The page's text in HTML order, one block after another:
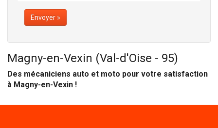
Envoyer »
Magny-en-Vexin (Val-d'Oise - 95)
Des mécaniciens auto et moto pour votre satisfaction
à Magny-en-Vexin !